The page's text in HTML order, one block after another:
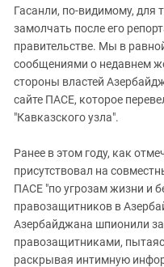
Гасанли, по-видимому, для
замолчать после его
правительстве. Мы в
сообщениями о недавнем
стороны властей
сайте ПАСЕ, которое
"Кавказского узла".
Ранее в этом году, как
присутствовал на
ПАСЕ "по угрозам жизни и
правозащитников в
Азербайджана шпионили
правозащитниками,
раскрывая интимную